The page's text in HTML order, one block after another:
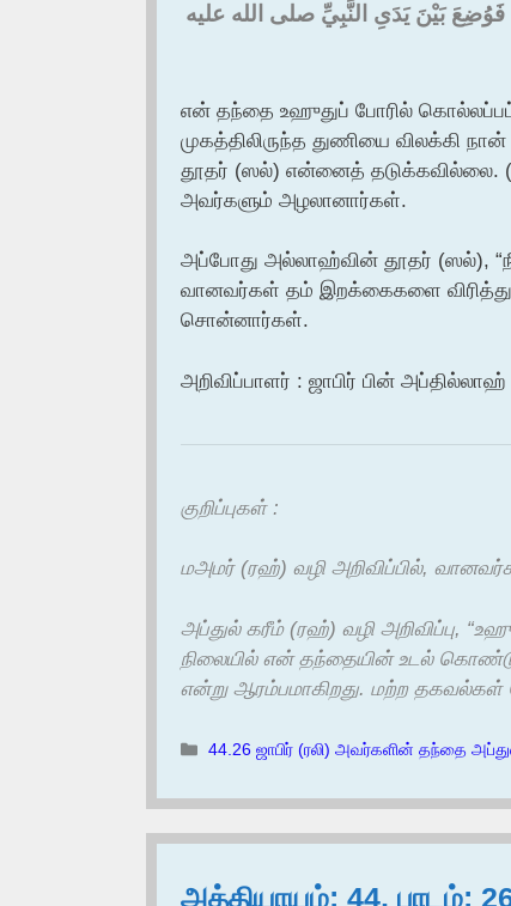
بَيْنَ يَدَىِ النَّبِيِّ صلى الله عليه
என் தந்தை உஹுதுப் போரில்
முகத்திலிருந்த துணியை விலக்கி
தூதர் (ஸல்) என்னைத் தடுக்கவில்லை.
அவர்களும் அழலானார்கள்.
அப்போது அல்லாஹ்வின் தூதர் (ஸல்),
வானவர்கள் தம் இறக்கைகளை விரித்து
சொன்னார்கள்.
அறிவிப்பாளர் : ஜாபிர் பின் அப்தில்லாஹ்
குறிப்புகள் :
மஅமர் (ரஹ்) வழி அறிவிப்பில்,
அப்துல் கரீம் (ரஹ்) வழி அறிவிப்பு,
நிலையில் என் தந்தையின் உடல்
என்று ஆரம்பமாகிறது. மற்ற
Categories
44.26 ஜாபிர் (ரலி) அவர்களின் தந்தை
அத்தியாயம்: 44, பாடம்: